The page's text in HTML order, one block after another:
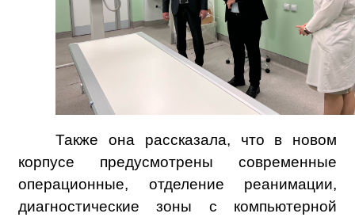
Также она рассказала, что в новом
корпусе предусмотрены современные
операционные, отделение реанимации,
диагностические зоны с компьютерной